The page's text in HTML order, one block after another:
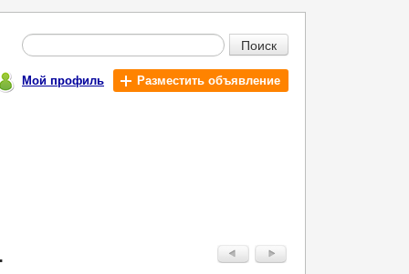
Поиск
Мой профиль Разместить объявление